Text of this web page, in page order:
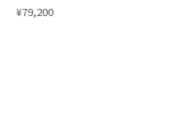
¥79,200